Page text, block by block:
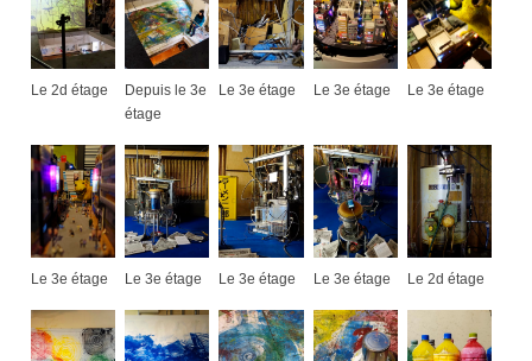
Le 2d étage
Depuis le 3e
étage
Le 3e étage Le 3e étage Le 3e étage
Le 3e étage Le 3e étage Le 3e étage Le 3e étage Le 2d étage